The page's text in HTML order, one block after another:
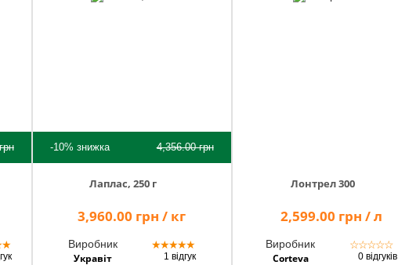
★
-10% знижка 4,356.00грн
Лаплас, 250 г
3,960.00 грн / кг
Виробник
Укравіт
★★★★★
1 відгук
Лонтрел 300
2,599.00 грн / л
Виробник
Corteva
☆☆☆☆☆
0 відгуків